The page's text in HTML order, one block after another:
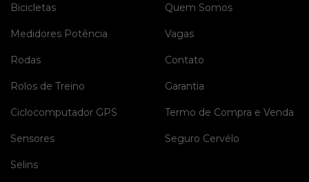
Bicicletas
Medidores Potência
Rodas
Rolos de Treino
Ciclocomputador GPS
Sensores
Selins
Quem Somos
Vagas
Contato
Garantia
Termo de Compra e Venda
Seguro Cervélo